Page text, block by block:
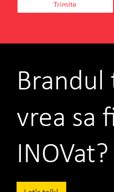
Brandul
vrea sa
INOVat?